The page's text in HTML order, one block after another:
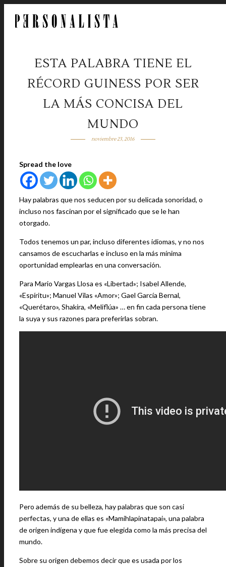
ESTA PALABRA TIENE EL
RÉCORD GUINESS POR SER
LA MÁS CONCISA DEL
MUNDO
noviembre 23, 2016
Spread the love
Hay palabras que nos seducen por su delicada sonoridad, o
incluso nos fascinan por el significado que se le han
otorgado.
Todos tenemos un par, incluso diferentes idiomas, y no nos
cansamos de escucharlas e incluso en la más mínima
oportunidad emplearlas en una conversación.
Para Mario Vargas Llosa es «Libertad»; Isabel Allende,
«Espíritu»; Manuel Vilas «Amor»; Gael García Bernal,
«Querétaro», Shakira, «Meliflúa» … en fin cada persona tiene
la suya y sus razones para preferirlas sobran.
Pero además de su belleza, hay palabras que son casi
perfectas, y una de ellas es «Mamihlapinatapai», una palabra
de origen indígena y que fue elegida como la más precisa del
mundo.
Sobre su origen debemos decir que es usada por los